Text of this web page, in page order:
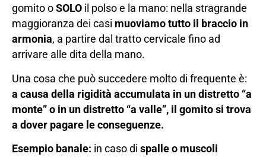
gomito o SOLO il polso e la mano: nella stragrande
maggioranza dei casi muoviamo tutto il braccio in
armonia, a partire dal tratto cervicale fino ad
arrivare alle dita della mano.
Una cosa che può succedere molto di frequente è:
a causa della rigidità accumulata in un distretto “a
monte” o in un distretto “a valle”, il gomito si trova
a dover pagare le conseguenze.
Esempio banale: in caso di spalle o muscoli